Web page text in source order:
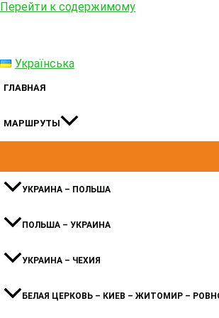
Перейти к содержимому
Українська
ГЛАВНАЯ
МАРШРУТЫ
УКРАИНА – ПОЛЬША
ПОЛЬША – УКРАИНА
УКРАИНА – ЧЕХИЯ
БЕЛАЯ ЦЕРКОВЬ – КИЕВ – ЖИТОМИР –